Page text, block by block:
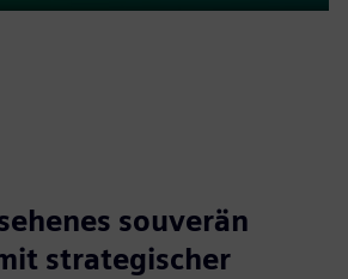
Mute Settings
PIP
Enter
souverän
strategischer